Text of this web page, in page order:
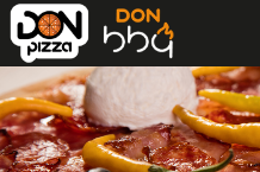
ONLINE
3D